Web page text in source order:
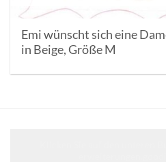
Emi wünscht sich eine
in Beige, Größe M